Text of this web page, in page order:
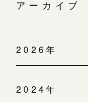
アーカイブ
2026年
2024年